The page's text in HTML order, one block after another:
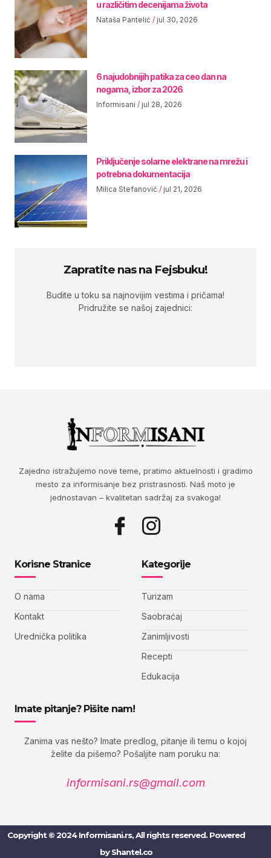
u različitim decenijama života
Nataša Pantelić jul 30, 2026
6 najudobnijih patika za ceo dan na
nogama, izbor za 2026
Informisani jul 28, 2026
Priključenje solarne elektrane na mrežu i
potrebna dokumentacija
Milica Stefanović jul 21, 2026
Zapratite nas na Fejsbuku!
Budite u toku sa najnovijim vestima i pričama!
Pridružite se našoj zajednici:
Zajedno istražujemo nove teme, pratimo aktuelnosti i gradimo
mesto za informisanje bez pristrasnosti. Naš moto je
jednostavan – kvalitetan sadržaj za svakoga!
Korisne Stranice
O nama
Kontakt
Urednička politika
Kategorije
Turizam
Saobraćaj
Zanimljivosti
Recepti
Edukacija
Imate pitanje? Pišite nam!
Zanima vas nešto? Imate predlog, pitanje ili temu o kojoj
želite da pišemo? Pošaljite nam poruku na:
informisani.rs@gmail.com
Copyright © 2024 Informisani.rs, All rights reserved. Powered
byShantel.co